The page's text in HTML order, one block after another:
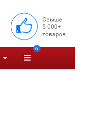
Свыше
5 000+
товаров
6